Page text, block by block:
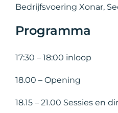
Bedrijfsvoering Xonar,
Programma
17:30 – 18:00 inloop
18.00 – Opening
18.15 – 21.00 Sessies en